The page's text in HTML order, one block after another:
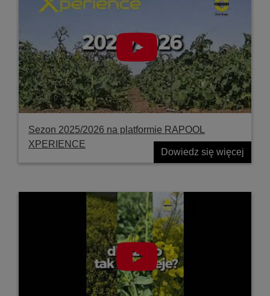
Sezon 2025/2026 na platformie RAPOOL
XPERIENCE
Dowiedz się więcej